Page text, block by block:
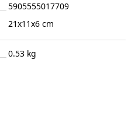
5905555017709
21x11x6 cm
0.53 kg